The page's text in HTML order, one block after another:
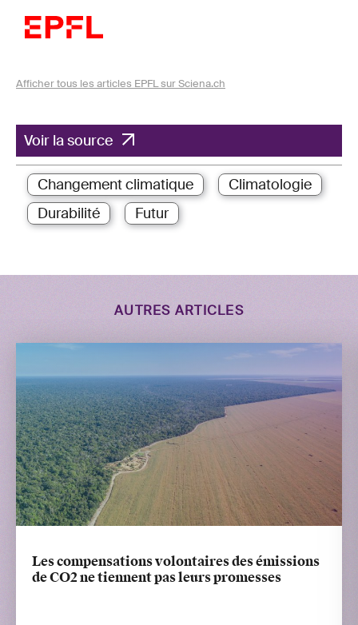
Afficher tous les articles EPFL sur Sciena.ch
Voir la source
Changement climatique
Climatologie
Durabilité
Futur
AUTRES ARTICLES
Les compensations volontaires des émissions
de CO2 ne tiennent pas leurs promesses